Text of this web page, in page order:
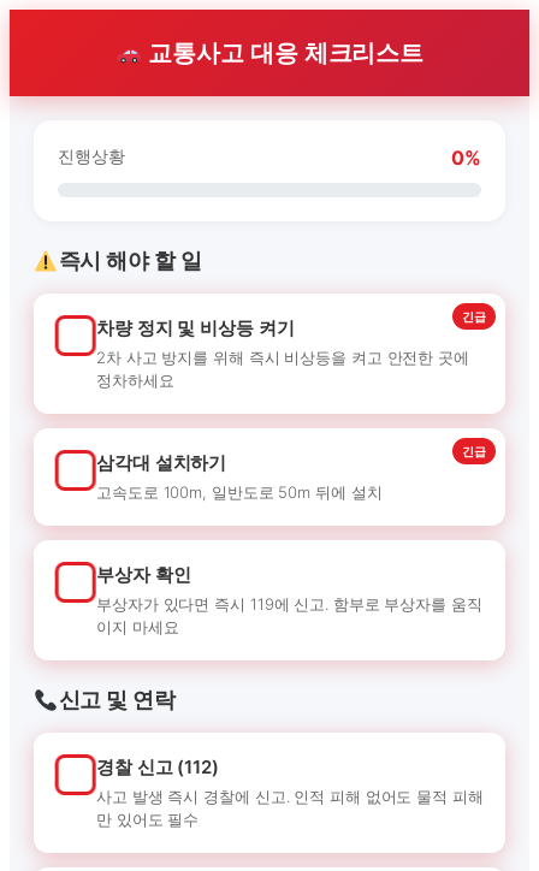
교통사고 대응 체크리스트
진행상황 0%
즉시 해야 할 일
긴급
차량 정지 및 비상등 켜기
2차 사고 방지를 위해 즉시 비상등을 켜고 안전한 곳에
정차하세요
긴급
삼각대 설치하기
고속도로 100m, 일반도로 50m 뒤에 설치
부상자 확인
부상자가 있다면 즉시 119에 신고. 함부로 부상자를 움직
이지 마세요
신고 및 연락
경찰 신고 (112)
사고 발생 즉시 경찰에 신고. 인적 피해 없어도 물적 피해
만 있어도 필수